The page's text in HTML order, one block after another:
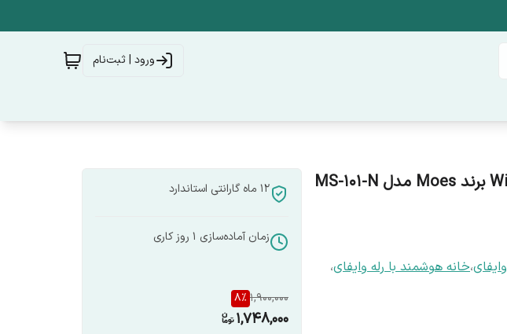
ورود | ثبت‌نام
،خانه هوشمند با رله وایفای،
12 ماه گارانتی استاندارد
زمان آماده‌سازی 1 روز کاری
1,900,000
8%
1,748,000